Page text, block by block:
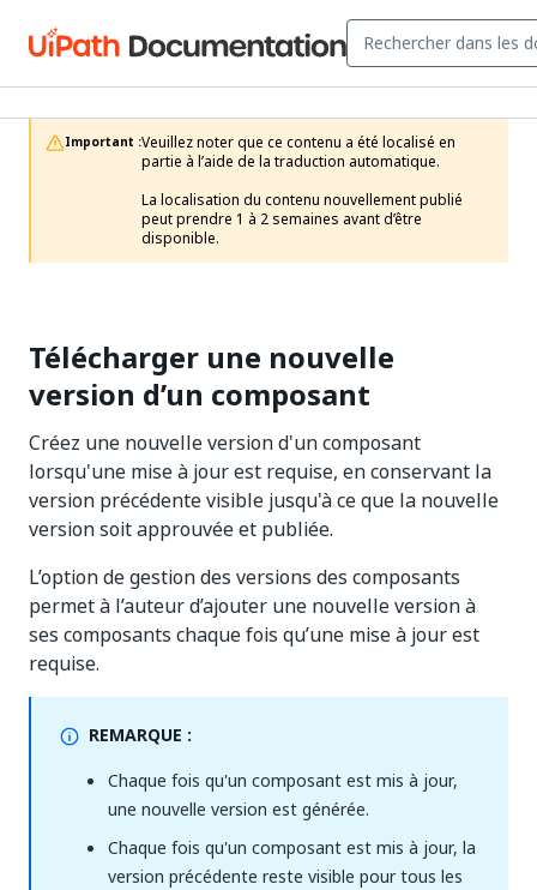
Important :Veuillez noter que ce contenu a été localisé en
partie à l’aide de la traduction automatique.
La localisation du contenu nouvellement publié
peut prendre 1 à 2 semaines avant d’être
disponible.
Télécharger une nouvelle
version d’un composant
Créez une nouvelle version d'un composant
lorsqu'une mise à jour est requise, en conservant la
version précédente visible jusqu'à ce que la nouvelle
version soit approuvée et publiée.
L’option de gestion des versions des composants
permet à l’auteur d’ajouter une nouvelle version à
ses composants chaque fois qu’une mise à jour est
requise.
REMARQUE :
Chaque fois qu'un composant est mis à jour,
une nouvelle version est générée.
Chaque fois qu'un composant est mis à jour, la
version précédente reste visible pour tous les